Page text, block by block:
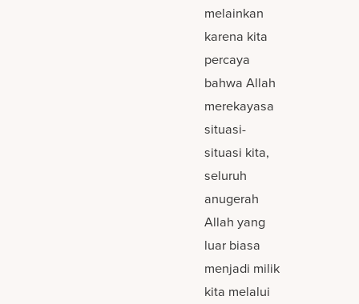
melainkan
karena kita
percaya
bahwa Allah
merekayasa
situasi-
situasi kita,
seluruh
anugerah
Allah yang
luar biasa
menjadi milik
kita melalui